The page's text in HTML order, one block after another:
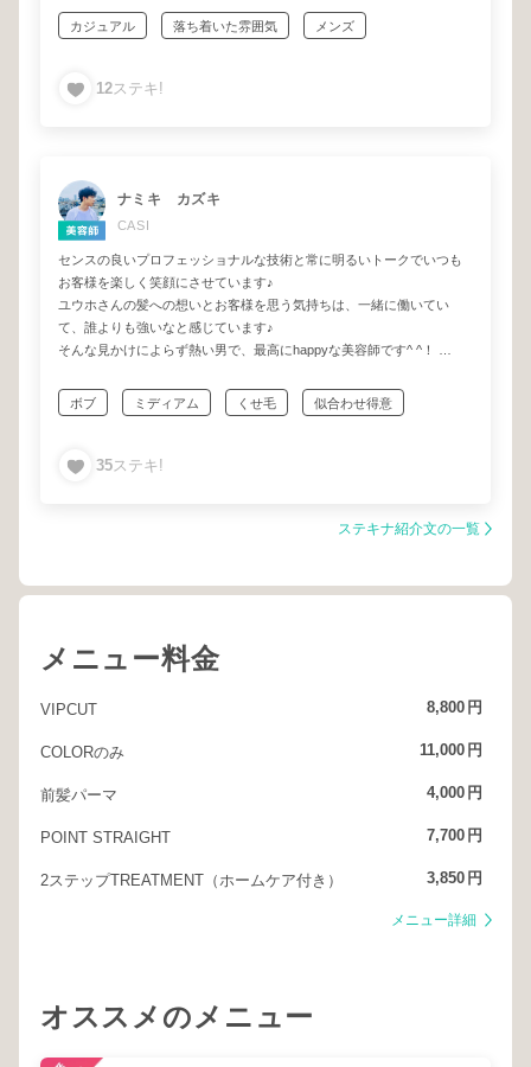
イージーに見られる私の髪なのですが
厄介な生え癖が隠れており初見で、ありゃっとなることが多いのです
茂野さんにカットしていただいた時
メンズの方も、レディースの方も
自分に似合う髪型を安心して任せたい
方、是非一度茂野さんにお願いしてみてください！！！
カジュアル 落ち着いた雰囲気 メンズ
一生付き合える
12ステキ!
ナミキ カズキ
CASI
センスの良いプロフェッショナルな技術と常に明るいトークでいつも
お客様を楽しく笑顔にさせています♪
ユウホさんの髪への想いとお客様を思う気持ちは、一緒に働いてい
て、誰よりも強いなと感じています♪
そんな見かけによらず熱い男で、最高にhappyな美容師です^ ^！
ボブ ミディアム くせ毛 似合わせ得意
ナチュラルボブ
35ステキ!
ステキナ紹介文の一覧
メニュー料金
VIPCUT 8,800 円
COLORのみ 11,000 円
前髪パーマ 4,000 円
POINT STRAIGHT 7,700 円
2ステップTREATMENT（ホームケア付き） 3,850 円
メニュー詳細
オススメのメニュー